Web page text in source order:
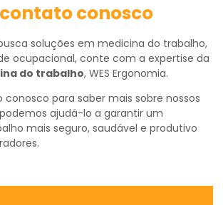
conosco
soluções em medicina do trabalho,
ocupacional, conte com a expertise da
do trabalho, WES Ergonomia.
para saber mais sobre nossos
ajudá-lo a garantir um
mais seguro, saudável e produtivo